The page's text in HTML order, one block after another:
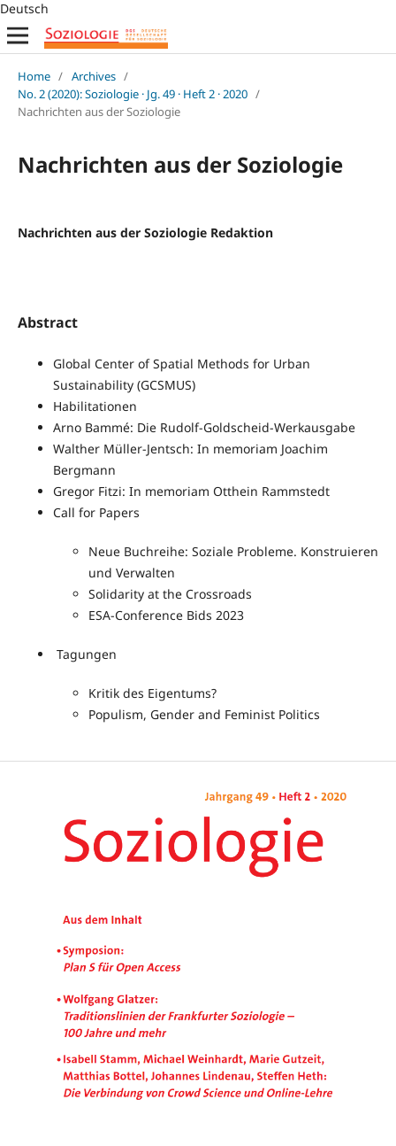
Deutsch
Home / Archives /
No. 2 (2020): Soziologie · Jg. 49 · Heft 2 · 2020 /
Nachrichten aus der Soziologie
Nachrichten aus der Soziologie
Nachrichten aus der Soziologie Redaktion
Abstract
Global Center of Spatial Methods for Urban
Sustainability (GCSMUS)
Habilitationen
Arno Bammé: Die Rudolf-Goldscheid-Werkausgabe
Walther Müller-Jentsch: In memoriam Joachim
Bergmann
Gregor Fitzi: In memoriam Otthein Rammstedt
Call for Papers
Neue Buchreihe: Soziale Probleme. Konstruieren
und Verwalten
Solidarity at the Crossroads
ESA-Conference Bids 2023
Tagungen
Kritik des Eigentums?
Populism, Gender and Feminist Politics